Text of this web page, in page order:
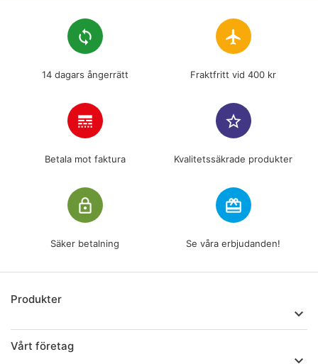
loop
14 dagars ångerrätt
flight
Fraktfritt vid 400 kr
line_style
Betala mot faktura
star_border
Kvalitetssäkrade produkter
lock_outline
Säker betalning
redeem
Se våra erbjudanden!
Produkter

Vårt företag